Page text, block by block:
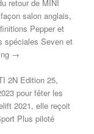
retour de MINI
salon anglais,
Pepper et
spéciales Seven et
→
2N Edition 25,
pour fêter les
2021, elle reçoit
Plus piloté